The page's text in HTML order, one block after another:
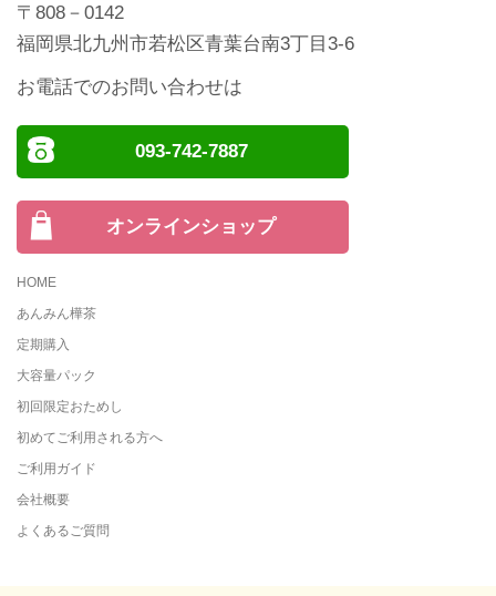
〒808－0142
福岡県北九州市若松区青葉台南3丁目3-6
お電話でのお問い合わせは
093-742-7887
オンラインショップ
HOME
あんみん樺茶
定期購入
大容量パック
初回限定おためし
初めてご利用される方へ
ご利用ガイド
会社概要
よくあるご質問